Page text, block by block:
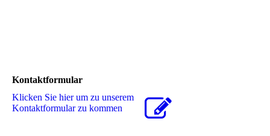
Kontaktformular
Klicken Sie hier um zu unserem
Kon­takt­for­mu­lar zu kommen